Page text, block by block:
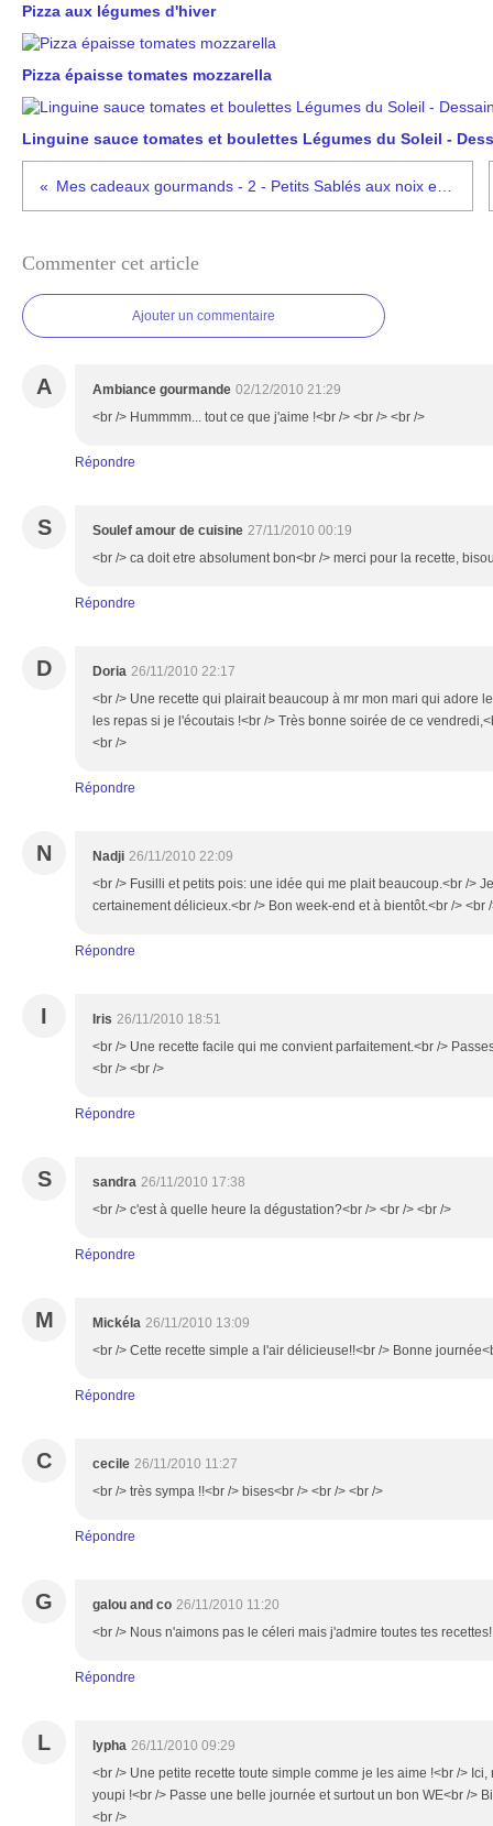
Pizza aux légumes d'hiver
Pizza épaisse tomates mozzarella
Linguine sauce tomates et boulettes Légumes du Soleil -
Commenter cet article
Ajouter un commentaire
A Ambiance gourmande 02/12/2010 21:29
<br /> Hummmm... tout ce que j'aime !<br /> <br /> <br />
Répondre
S Soulef amour de cuisine 27/11/2010 00:19
<br /> ca doit etre absolument bon<br /> merci pour la recette,
Répondre
D Doria 26/11/2010 22:17
<br /> Une recette qui plairait beaucoup à mr mon mari qui adore
les repas si je l'écoutais !<br /> Très bonne soirée de ce
<br />
Répondre
N Nadji 26/11/2010 22:09
<br /> Fusilli et petits pois: une idée qui me plait beaucoup.<br />
certainement délicieux.<br /> Bon week-end et à bientôt.<br /> <br
Répondre
I Iris 26/11/2010 18:51
<br /> Une recette facile qui me convient parfaitement.<br />
<br /> <br />
Répondre
S sandra 26/11/2010 17:38
<br /> c'est à quelle heure la dégustation?<br /> <br /> <br />
Répondre
M Mickéla 26/11/2010 13:09
<br /> Cette recette simple a l'air délicieuse!!<br /> Bonne
Répondre
C cecile 26/11/2010 11:27
<br /> très sympa !!<br /> bises<br /> <br /> <br />
Répondre
G galou and co 26/11/2010 11:20
<br /> Nous n'aimons pas le céleri mais j'admire toutes tes
Répondre
L lypha 26/11/2010 09:29
<br /> Une petite recette toute simple comme je les aime !<br />
youpi !<br /> Passe une belle journée et surtout un bon WE<br />
<br />